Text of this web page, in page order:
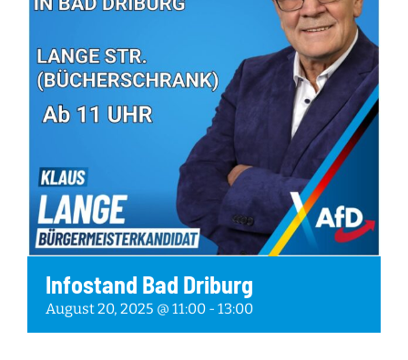
Infostand Bad Driburg
August 20, 2025 @ 11:00 - 13:00